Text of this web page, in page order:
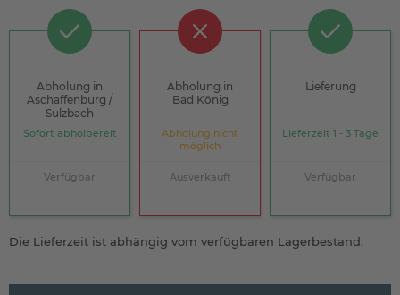
Abholung in
Aschaffenburg /
Sulzbach
Sofort abholbereit
Verfügbar
Abholung in
Bad König
Abholung nicht
möglich
Ausverkauft
Lieferung
Lieferzeit 1 - 3 Tage
Verfügbar
Die Lieferzeit ist abhängig vom verfügbaren Lagerbestand.